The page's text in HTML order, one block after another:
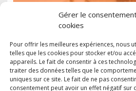
Gérer le
cookies
Pour offrir les meilleures expériences, nous
telles que les cookies pour stocker et/ou
appareils. Le fait de consentir à ces
traiter des données telles que le
uniques sur ce site. Le fait de ne pas
consentement peut avoir un effet négatif sur